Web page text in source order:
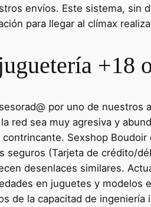
envíos. Este sistema, sin
para llegar al clímax
+18
por uno de
red sea muy agresiva y
Sexshop
(Tarjeta de crédito/
desenlaces similares.
en juguetes y modelos
de la capacitad de